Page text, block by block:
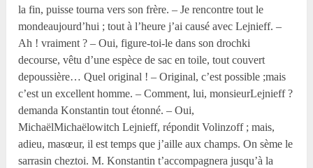
la fin, puisse tourna vers son frère. – Je rencontre tout le
mondeaujourd’hui ; tout à l’heure j’ai causé avec Lejnieff. –
Ah ! vraiment ? – Oui, figure-toi-le dans son drochki
decourse, vêtu d’une espèce de sac en toile, tout couvert
depoussière… Quel original ! – Original, c’est possible ;mais
c’est un excellent homme. – Comment, lui, monsieurLejnieff ?
demanda Konstantin tout étonné. – Oui,
MichaëlMichaëlowitch Lejnieff, répondit Volinzoff ; mais,
adieu, masœur, il est temps que j’aille aux champs. On sème le
sarrasin cheztoi. M. Konstantin t’accompagnera jusqu’à la